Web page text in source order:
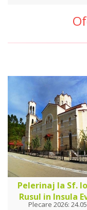
Pelerinaj la Sf.
Rusul in Insula
Plecare 2026: 24.05